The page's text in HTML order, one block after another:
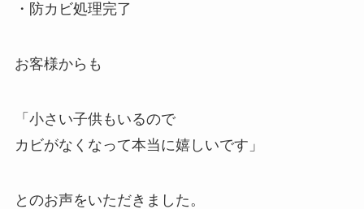
・防カビ処理完了
お客様からも
「小さい子供もいるので
カビがなくなって本当に嬉しいです」
とのお声をいただきました。